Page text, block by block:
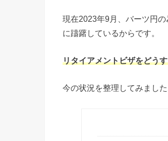
現在2023年9月、バーツ円
に躊躇しているからです。
リタイアメントビザをどう
今の状況を整理してみました